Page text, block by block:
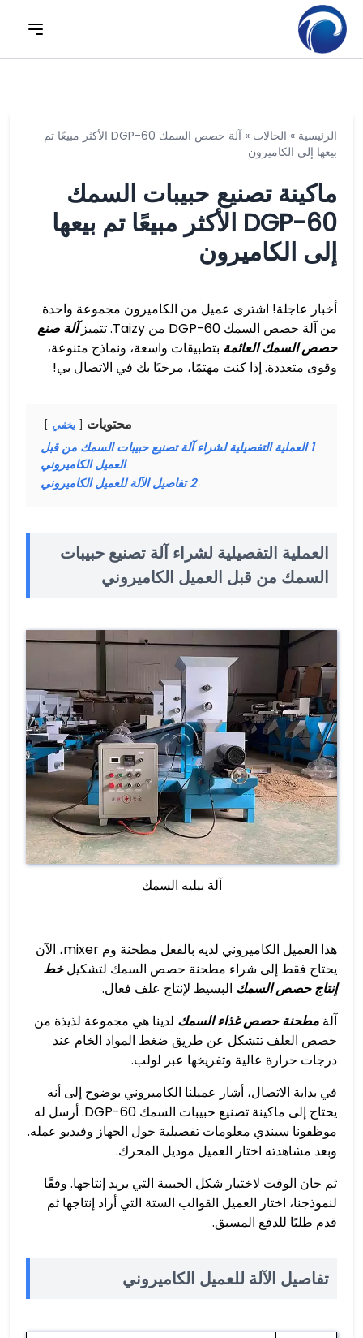
الرئيسية » الحالات »
آلة حصص السمك DGP-60 الأكثر مبيعًا تم
بيعها إلى الكاميرون
ماكينة تصنيع حبيبات السمك
DGP-60 الأكثر مبيعًا تم بيعها
إلى الكاميرون
أخبار عاجلة! اشترى عميل من الكاميرون مجموعة واحدة
من آلة حصص السمك DGP-60 من Taizy. تتميز
آلة صنع
حصص السمك العائمة بتطبيقات واسعة، ونماذج متنوعة،
وقوى متعددة. إذا كنت مهتمًا، مرحبًا بك في الاتصال بي!
محتويات يخفي
1 العملية التفصيلية لشراء آلة تصنيع حبيبات السمك من قبل
العميل الكاميروني
2 تفاصيل الآلة للعميل الكاميروني
العملية التفصيلية لشراء آلة تصنيع حبيبات
السمك من قبل العميل الكاميروني
آلة بيليه السمك
هذا العميل الكاميروني لديه بالفعل مطحنة وم mixer، الآن
يحتاج فقط إلى شراء مطحنة حصص السمك لتشكيلخط
إنتاج حصص السمك البسيط لإنتاج علف فعال.
آلة مطحنة حصص غذاء السمك لدينا هي مجموعة لذيذة من
حصص العلف تتشكل عن طريق ضغط المواد الخام عند
درجات حرارة عالية وتفريخها عبر لولب.
في بداية الاتصال، أشار عميلنا الكاميروني بوضوح إلى أنه
يحتاج إلى ماكينة تصنيع حبيبات السمك DGP-60. أرسل له
موظفونا سيندي معلومات تفصيلية حول الجهاز وفيديو عمله.
وبعد مشاهدته اختار العميل موديل المحرك.
ثم حان الوقت لاختيار شكل الحبيبة التي يريد إنتاجها. وفقًا
لنموذجنا، اختار العميل القوالب الستة التي أراد إنتاجها ثم
قدم طلبًا للدفع المسبق.
تفاصيل الآلة للعميل الكاميروني